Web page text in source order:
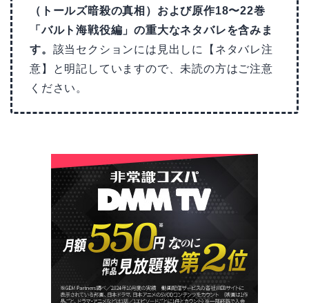
（トールズ暗殺の真相）および原作18〜22巻
「バルト海戦役編」の重大なネタバレを含みま
す。 該当セクションには見出しに【ネタバレ注
意】と明記していますので、未読の方はご注意
ください。